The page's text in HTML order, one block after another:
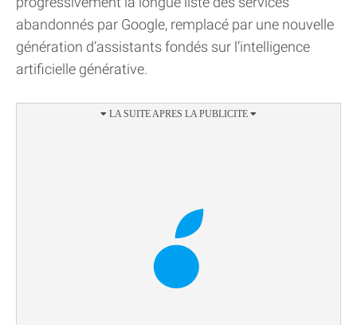
abandonnés par Google, remplacé par une nouvelle
génération d’assistants fondés sur l’intelligence
artificielle générative.